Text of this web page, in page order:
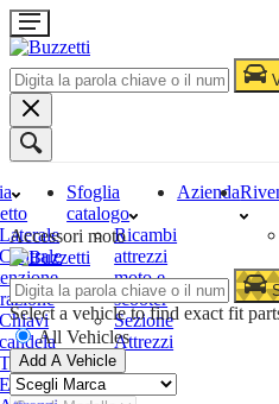
Laterale
Centrale
Chiavi
candela
Tester
Estrattori
Sfoglia
catalogo
Ricambi
attrezzi
moto e
scooter
Sezione
Attrezzi
Azienda
Accessori moto
Select a vehicle to find exact fit
All Vehicles
Add A Vehicle